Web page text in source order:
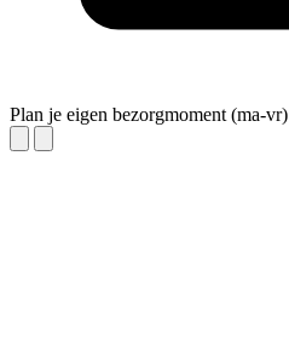
Plan je eigen bezorgmoment (ma-vr)